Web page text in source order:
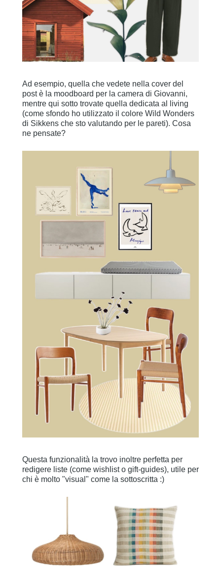
Ad esempio, quella che vedete nella cover del
post è la moodboard per la camera di Giovanni,
mentre qui sotto trovate quella dedicata al living
(come sfondo ho utilizzato il colore Wild Wonders
di Sikkens che sto valutando per le pareti). Cosa
ne pensate?
Questa funzionalità la trovo inoltre perfetta per
redigere liste (come wishlist o gift-guides), utile per
chi è molto "visual" come la sottoscritta :)